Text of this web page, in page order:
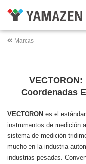
Marcas
Coordenadas
VECTORON es el
instrumentos de medición
sistema de medición
mucho en la industria
industrias pesadas.